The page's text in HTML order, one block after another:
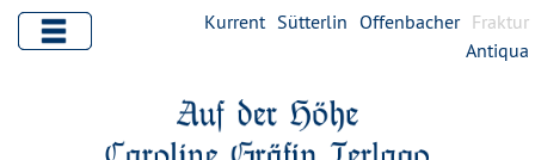
Kurrent Sütterlin Offenbacher Fraktur
Antiqua